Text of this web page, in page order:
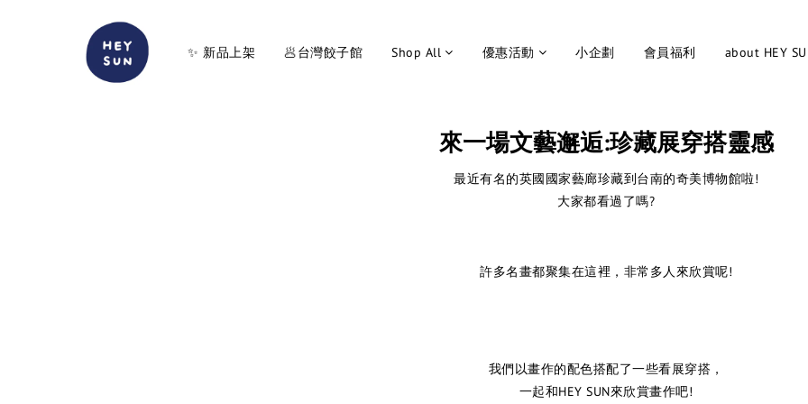
✨ 新品上架 🥟台灣餃子館 Shop All 優惠活動 小企劃 會員福利 about HEY
來一場文藝邂逅:珍藏展穿搭靈感
最近有名的英國國家藝廊珍藏到台南的奇美博物館啦!
大家都看過了嗎?
許多名畫都聚集在這裡，非常多人來欣賞呢!
我們以畫作的配色搭配了一些看展穿搭，
一起和HEY SUN來欣賞畫作吧!